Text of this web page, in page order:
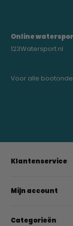
Online
123Watersport.nl
Voor alle
Klantenservice
Mijn account
Categorieën